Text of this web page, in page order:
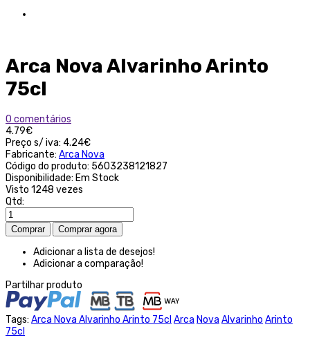
Arca Nova Alvarinho Arinto
75cl
0 comentários
4.79€
Preço s/ iva: 4.24€
Fabricante: Arca Nova
Código do produto: 5603238121827
Disponibilidade: Em Stock
Visto 1248 vezes
Qtd:
Adicionar a lista de desejos!
Adicionar a comparação!
Partilhar produto
Tags: Arca Nova Alvarinho Arinto 75cl Arca Nova Alvarinho Arinto
75cl